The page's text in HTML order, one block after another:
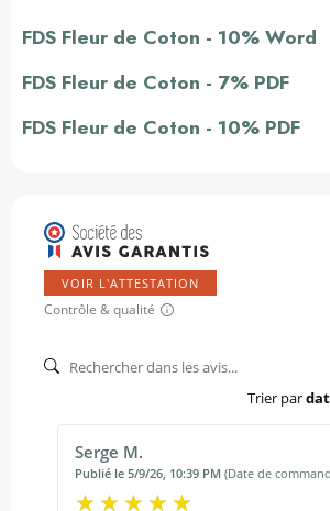
FDS Fleur de Coton - 10% Word
FDS Fleur de Coton - 7% PDF
FDS Fleur de Coton - 10% PDF
VOIR L'ATTESTATION
Contrôle & qualité
Trier par
Serge M.
Publié le 5/9/26, 10:39 PM (Date de